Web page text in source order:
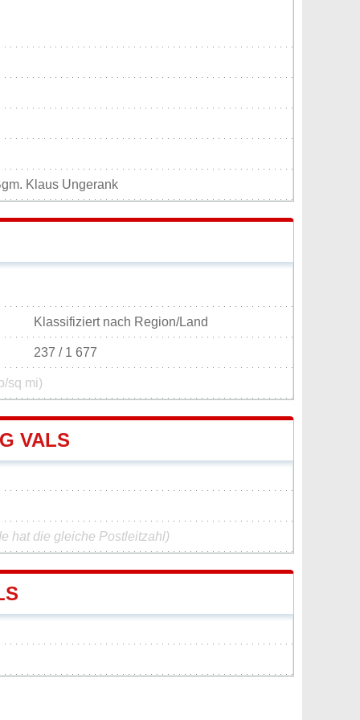
Klaus Ungerank
Klassifiziert nach Region/Land
237 / 1 677
sq mi)
VALS
hat die gleiche Postleitzahl)